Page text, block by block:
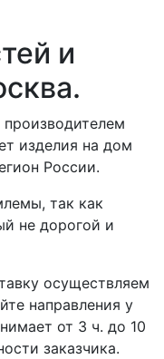
и
изделия на дом
России.
так как
не дорогой и
осуществляем
направления у
от 3 ч. до 10
заказчика.